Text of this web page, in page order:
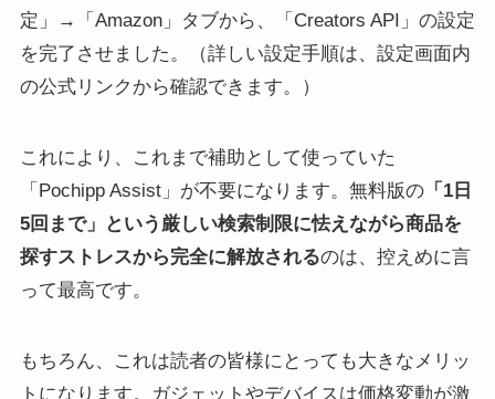
定」→「Amazon」タブから、「Creators API」の設定
を完了させました。（詳しい設定手順は、設定画面内
の公式リンクから確認できます。）
これにより、これまで補助として使っていた
「Pochipp Assist」が不要になります。無料版の「1日
5回まで」という厳しい検索制限に怯えながら商品を
探すストレスから完全に解放されるのは、控えめに言
って最高です。
もちろん、これは読者の皆様にとっても大きなメリッ
トになります。ガジェットやデバイスは価格変動が激